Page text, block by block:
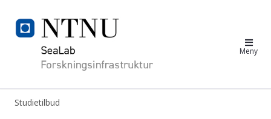
NTNU SeaLab Meny
Studietilbud